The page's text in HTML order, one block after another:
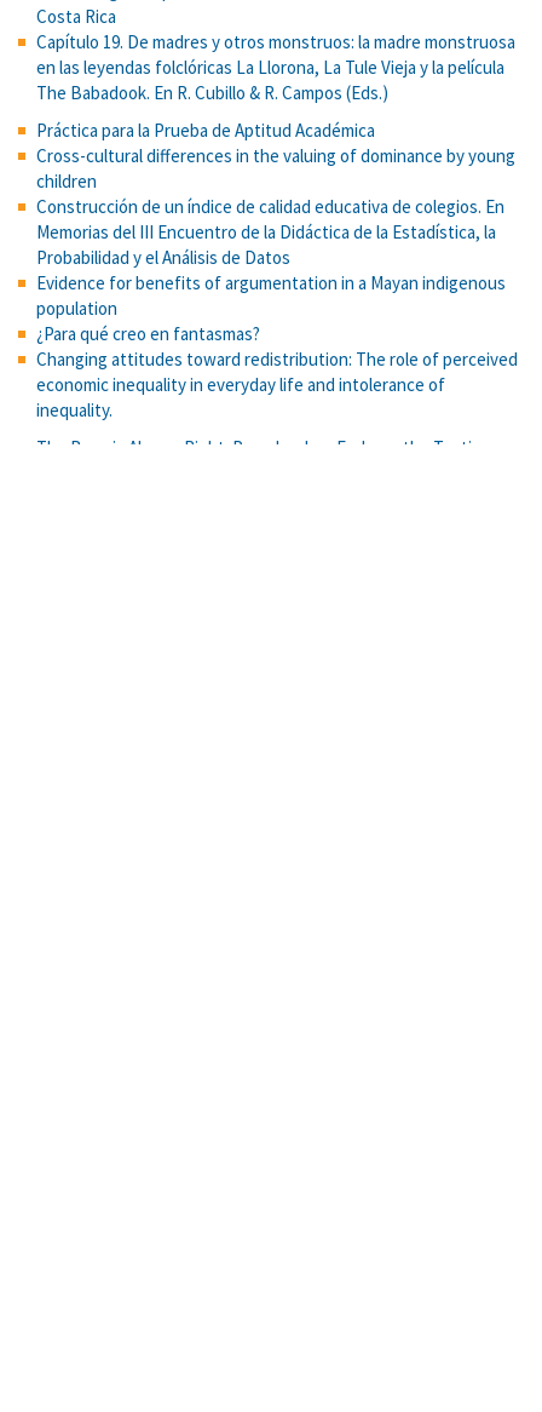
Costa Rica
Capítulo 19. De madres y otros monstruos: la madre monstruosa
en las leyendas folclóricas La Llorona, La Tule Vieja y la película
The Babadook. En R. Cubillo & R. Campos (Eds.)
Práctica para la Prueba de Aptitud Académica
Cross-cultural differences in the valuing of dominance by young
children
Construcción de un índice de calidad educativa de colegios. En
Memorias del III Encuentro de la Didáctica de la Estadística, la
Probabilidad y el Análisis de Datos
Evidence for benefits of argumentation in a Mayan indigenous
population
¿Para qué creo en fantasmas?
Changing attitudes toward redistribution: The role of perceived
economic inequality in everyday life and intolerance of
inequality.
The Boss is Always Right: Preschoolers Endorse the Testimony